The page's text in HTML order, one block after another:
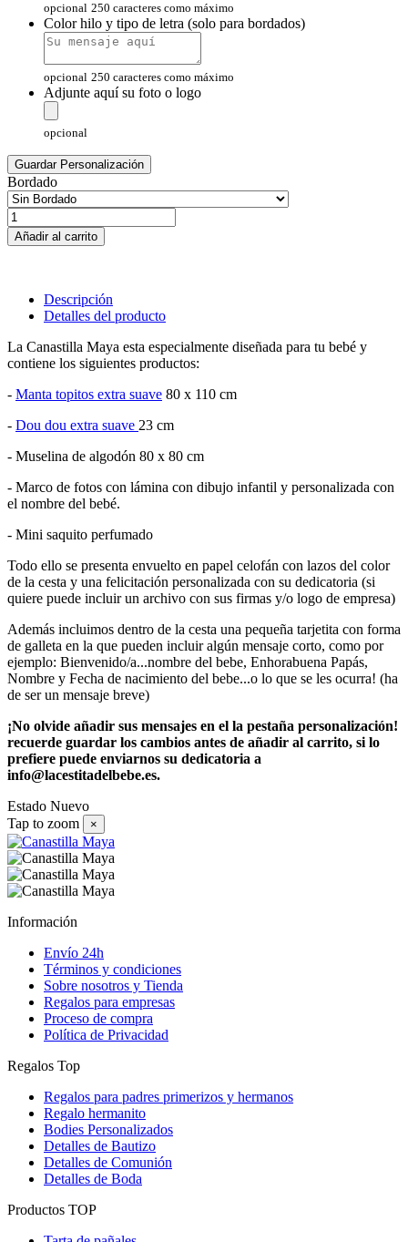
opcional 250 caracteres como máximo
Color hilo y tipo de letra (solo para bordados)
opcional 250 caracteres como máximo
Adjunte aquí su foto o logo
opcional
Guardar Personalización
Bordado
Añadir al carrito
Descripción
Detalles del producto
La Canastilla Maya esta especialmente diseñada para tu bebé y
contiene los siguientes productos:
- Manta topitos extra suave 80 x 110 cm
- Dou dou extra suave 23 cm
- Muselina de algodón 80 x 80 cm
- Marco de fotos con lámina con dibujo infantil y personalizada con
el nombre del bebé.
- Mini saquito perfumado
Todo ello se presenta envuelto en papel celofán con lazos del color
de la cesta y una felicitación personalizada con su dedicatoria (si
quiere puede incluir un archivo con sus firmas y/o logo de empresa)
Además incluimos dentro de la cesta una pequeña tarjetita con forma
de galleta en la que pueden incluir algún mensaje corto, como por
ejemplo: Bienvenido/a...nombre del bebe, Enhorabuena Papás,
Nombre y Fecha de nacimiento del bebe...o lo que se les ocurra! (ha
de ser un mensaje breve)
¡No olvide añadir sus mensajes en el la pestaña personalización!
recuerde guardar los cambios antes de añadir al carrito, si lo
prefiere puede enviarnos su dedicatoria a
info@lacestitadelbebe.es.
Estado Nuevo
Tap to zoom
×
Información
Envío 24h
Términos y condiciones
Sobre nosotros y Tienda
Regalos para empresas
Proceso de compra
Política de Privacidad
Regalos Top
Regalos para padres primerizos y hermanos
Regalo hermanito
Bodies Personalizados
Detalles de Bautizo
Detalles de Comunión
Detalles de Boda
Productos TOP